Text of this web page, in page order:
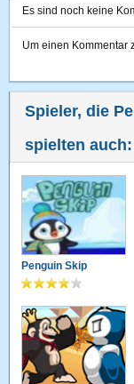
Es sind noch keine
Um einen Kommentar
Spieler, die
spielten auch:
Penguin Skip